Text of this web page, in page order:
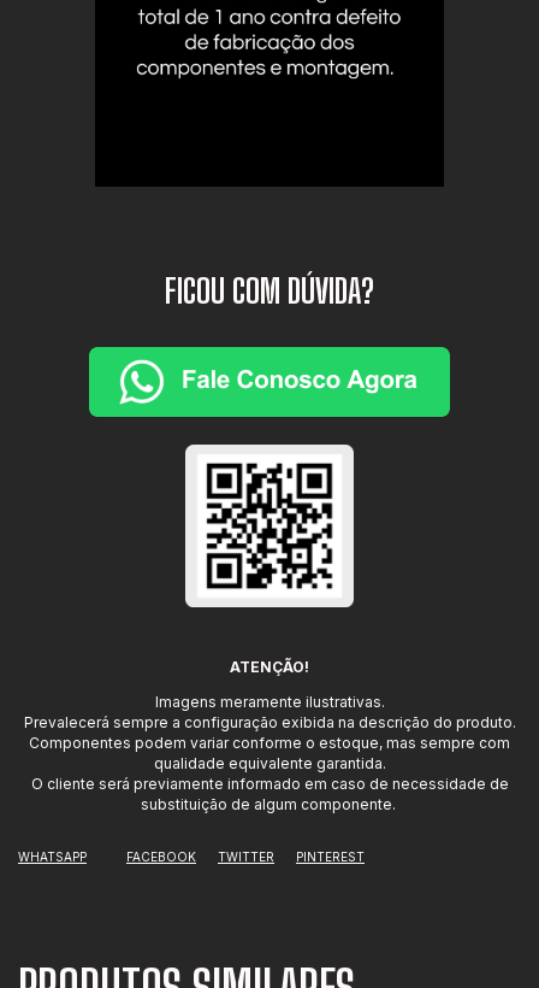
FICOU COM DÚVIDA?
ATENÇÃO!
Imagens meramente ilustrativas.
Prevalecerá sempre a configuração exibida na descrição do produto.
Componentes podem variar conforme o estoque, mas sempre com
qualidade equivalente garantida.
O cliente será previamente informado em caso de necessidade de
substituição de algum componente.
WHATSAPP FACEBOOK TWITTER PINTEREST